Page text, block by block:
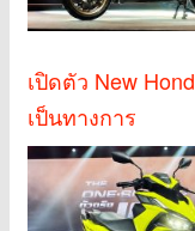
เปิดตัว New
เป็นทางการ